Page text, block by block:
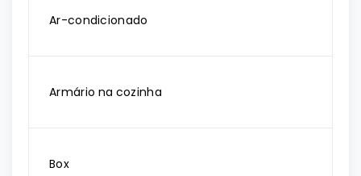
Ar-condicionado
Armário na cozinha
Box